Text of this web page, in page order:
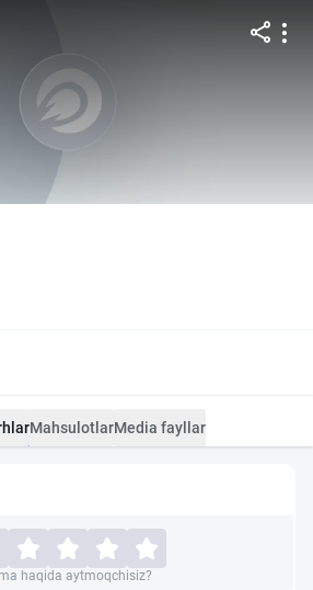
MahsulotlarMedia fayllar
haqida aytmoqchisiz?